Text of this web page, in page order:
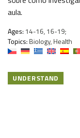
aula.
Ages: 14-16, 16-19;
Topics:Biology, Health
UNDERSTAND